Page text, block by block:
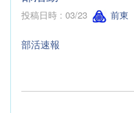
投稿日時 : 03/23 前東
部活速報